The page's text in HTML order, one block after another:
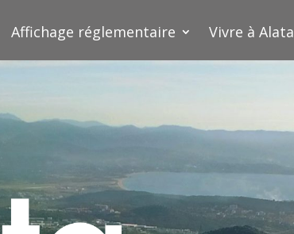
Affichage réglementaire Vivre à Alata